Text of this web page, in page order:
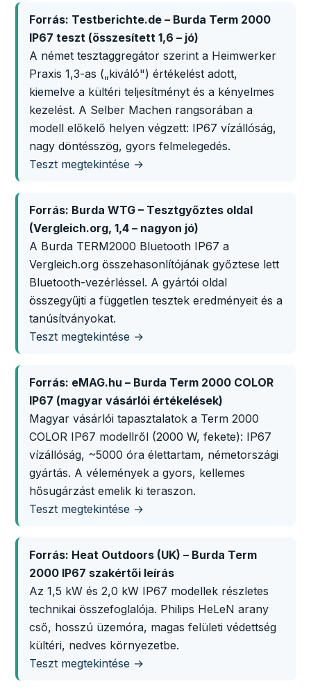
Forrás: Testberichte.de – Burda Term 2000
IP67 teszt (összesített 1,6 – jó)
A német tesztaggregátor szerint a Heimwerker
Praxis 1,3-as („kiváló") értékelést adott,
kiemelve a kültéri teljesítményt és a kényelmes
kezelést. A Selber Machen rangsorában a
modell előkelő helyen végzett: IP67 vízállóság,
nagy döntésszög, gyors felmelegedés.
Teszt megtekintése →
Forrás: Burda WTG – Tesztgyőztes oldal
(Vergleich.org, 1,4 – nagyon jó)
A Burda TERM2000 Bluetooth IP67 a
Vergleich.org összehasonlítójának győztese lett
Bluetooth-vezérléssel. A gyártói oldal
összegyűjti a független tesztek eredményeit és a
tanúsítványokat.
Teszt megtekintése →
Forrás: eMAG.hu – Burda Term 2000 COLOR
IP67 (magyar vásárlói értékelések)
Magyar vásárlói tapasztalatok a Term 2000
COLOR IP67 modellről (2000 W, fekete): IP67
vízállóság, ~5000 óra élettartam, németországi
gyártás. A vélemények a gyors, kellemes
hősugárzást emelik ki teraszon.
Teszt megtekintése →
Forrás: Heat Outdoors (UK) – Burda Term
2000 IP67 szakértői leírás
Az 1,5 kW és 2,0 kW IP67 modellek részletes
technikai összefoglalója. Philips HeLeN arany
cső, hosszú üzemóra, magas felületi védettség
kültéri, nedves környezetbe.
Teszt megtekintése →